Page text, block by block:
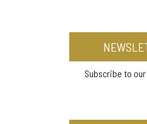
Subscribe to